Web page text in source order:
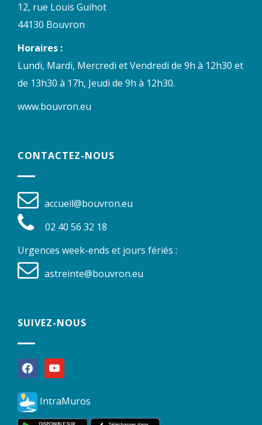
12, rue Louis Guihot
44130 Bouvron
Horaires :
Lundi, Mardi, Mercredi et Vendredi de 9h à 12h30 et
de 13h30 à 17h, Jeudi de 9h à 12h30.
www.bouvron.eu
CONTACTEZ-NOUS
accueil@bouvron.eu
02 40 56 32 18
Urgences week-ends et jours fériés :
astreinte@bouvron.eu
SUIVEZ-NOUS
facebookyoutube
IntraMuros